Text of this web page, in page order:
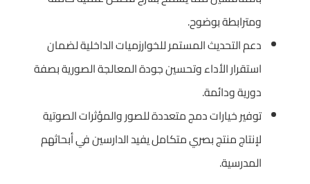
ومترابطة بوضوح.
دعم التحديث المستمر للخوارزميات الداخلية لضمان
استقرار الأداء وتحسين جودة المعالجة الصورية بصفة
دورية ودائمة.
توفير خيارات دمج متعددة للصور والمؤثرات الصوتية
لإنتاج منتج بصري متكامل يفيد الدارسين في أبحاثهم
المدرسية.